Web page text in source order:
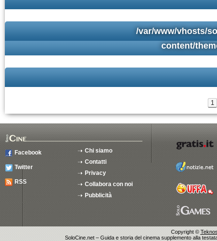
/var/www/vhosts/
content/
1
Facebook
Twitter
RSS
Chi siamo
Contatti
Privacy
Collabora con noi
Pubblicità
Copyright ©
SoloCine.net – Guida e storia del cinema supplemento alla